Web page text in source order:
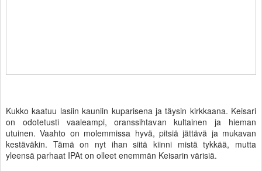
Kukko kaatuu lasiin kauniin kuparisena ja täysin kirkkaana. Keisari
on odotetusti vaaleampi, oranssihtavan kultainen ja hieman
utuinen. Vaahto on molemmissa hyvä, pitsiä jättävä ja mukavan
kestäväkin. Tämä on nyt ihan siitä kiinni mistä tykkää, mutta
yleensä parhaat IPAt on olleet enemmän Keisarin värisiä.